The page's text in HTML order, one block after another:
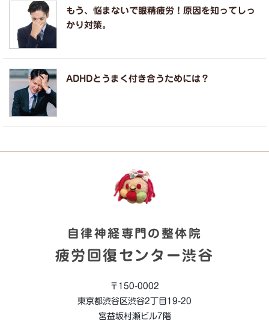
もう、悩まないで眼精疲労！原因を知ってしっ
かり対策。
ADHDとうまく付き合うためには？
自律神経専門の整体院
疲労回復センター渋谷
〒150-0002
東京都渋谷区渋谷2丁目19-20
宮益坂村瀬ビル7階